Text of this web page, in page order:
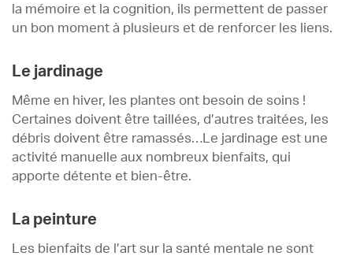
la mémoire et la cognition, ils permettent de passer
un bon moment à plusieurs et de renforcer les liens.
Le jardinage
Même en hiver, les plantes ont besoin de soins !
Certaines doivent être taillées, d’autres traitées, les
débris doivent être ramassés…Le jardinage est une
activité manuelle aux nombreux bienfaits, qui
apporte détente et bien-être.
La peinture
Les bienfaits de l’art sur la santé mentale ne sont